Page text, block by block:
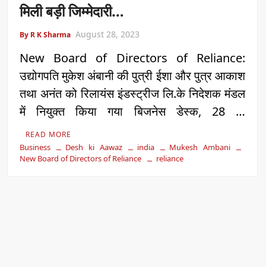
मिली बड़ी जिम्मेदारी…
By R K Sharma August 28, 2023
New Board of Directors of Reliance:
उद्योगपति मुकेश अंबानी की पुत्री ईशा और पुत्र आकाश
तथा अनंत को रिलायंस इंडस्ट्रीज लि.के निदेशक मंडल
में नियुक्त किया गया बिजनेस डेस्क, 28 …
READ MORE
Business Desh ki Aawaz india
Mukesh Ambani
New Board of Directors of Reliance
reliance